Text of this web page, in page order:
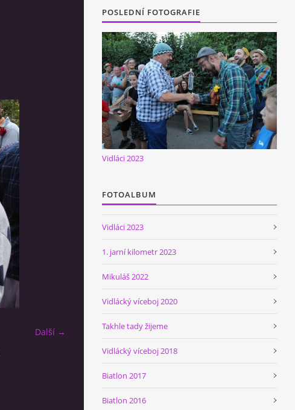
Další →
POSLEDNÍ FOTOGRAFIE
Vidláci 2023
FOTOALBUM
Vidláci 2023
1. jarní kilometr 2023
Mikuláš 2022
Vidlácký víceboj 2020
Takhle tady žijeme
Vidlácký víceboj 2018
Biatlon 2017
Biatlon 2016